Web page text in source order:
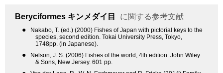
Beryciformes キンメダイ目 に関する参考文献
●
Nakabo, T. (ed.) (2000) Fishes of Japan with pictorial keys to the
species, second edition. Tokai University Press, Tokyo,
1748pp. (in Japanese).
●
Nelson, J. S. (2006) Fishes of the world, 4th edition. John Wiley
& Sons, New Jersey. 601 pp.